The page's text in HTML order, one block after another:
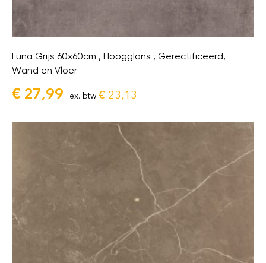
Luna Grijs 60x60cm , Hoogglans , Gerectificeerd,
Wand en Vloer
€ 27,99 ex. btw € 23,13